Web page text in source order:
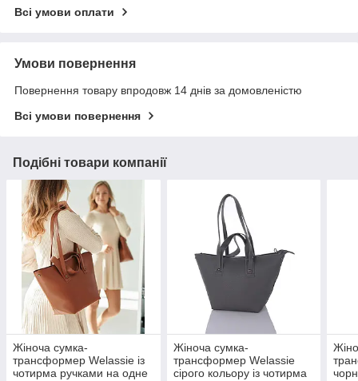
Всі умови оплати
Умови повернення
Повернення товару впродовж 14 днів за домовленістю
Всі умови повернення
Подібні товари компанії
Жіноча сумка-
трансформер Welassie із
чотирма ручками на одне
Жіноча сумка-
трансформер Welassie
сірого кольору із чотирма